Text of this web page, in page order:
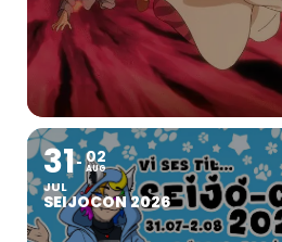
31
JUL
02
AUG
SEIJOCON 2026